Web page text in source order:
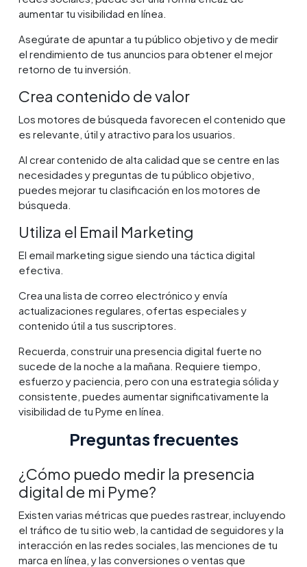
aumentar tu visibilidad en línea.
Asegúrate de apuntar a tu público objetivo y de medir
el rendimiento de tus anuncios para obtener el mejor
retorno de tu inversión.
Crea contenido de valor
Los motores de búsqueda favorecen el contenido que
es relevante, útil y atractivo para los usuarios.
Al crear contenido de alta calidad que se centre en las
necesidades y preguntas de tu público objetivo,
puedes mejorar tu clasificación en los motores de
búsqueda.
Utiliza el Email Marketing
El email marketing sigue siendo una táctica digital
efectiva.
Crea una lista de correo electrónico y envía
actualizaciones regulares, ofertas especiales y
contenido útil a tus suscriptores.
Recuerda, construir una presencia digital fuerte no
sucede de la noche a la mañana. Requiere tiempo,
esfuerzo y paciencia, pero con una estrategia sólida y
consistente, puedes aumentar significativamente la
visibilidad de tu Pyme en línea.
Preguntas frecuentes
¿Cómo puedo medir la presencia
digital de mi Pyme?
Existen varias métricas que puedes rastrear, incluyendo
el tráfico de tu sitio web, la cantidad de seguidores y la
interacción en las redes sociales, las menciones de tu
marca en línea, y las conversiones o ventas que